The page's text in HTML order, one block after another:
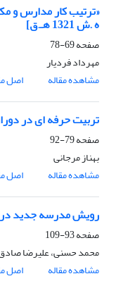
ه .ش 1321 هـ.ق]
صفحه69-78
مهرداد فردیار
مشاهده مقاله
اصل
تربیت حرفه ای در
صفحه79-92
بهناز مرجانی
مشاهده مقاله
اصل
رویش مدرسه جدید
صفحه93-109
محمد حسنی، علیرضا
مشاهده مقاله
اصل